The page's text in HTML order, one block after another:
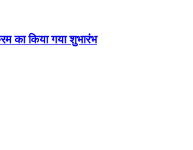
का किया गया शुभारंभ